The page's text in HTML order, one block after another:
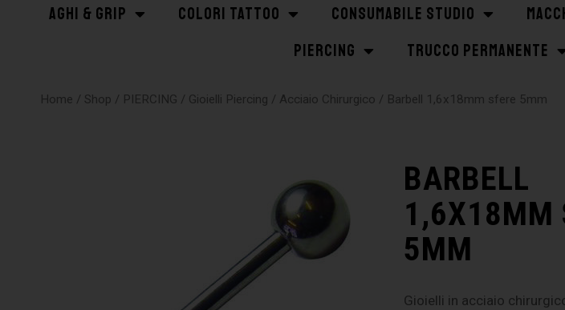
AGHI & GRIP COLORI TATTOO CONSUMABILE STUDIO
PIERCING
TRUCCO PERMANENTE
Home / Shop / PIERCING / Gioielli Piercing / Acciaio Chirurgico / Barbell 1,6x18mm sfere 5mm
BARBELL
1,6X18MM
5MM
Gioielli in acciaio